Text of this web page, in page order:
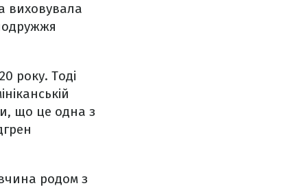
виховувала
року. Тоді
що це одна з
родом з